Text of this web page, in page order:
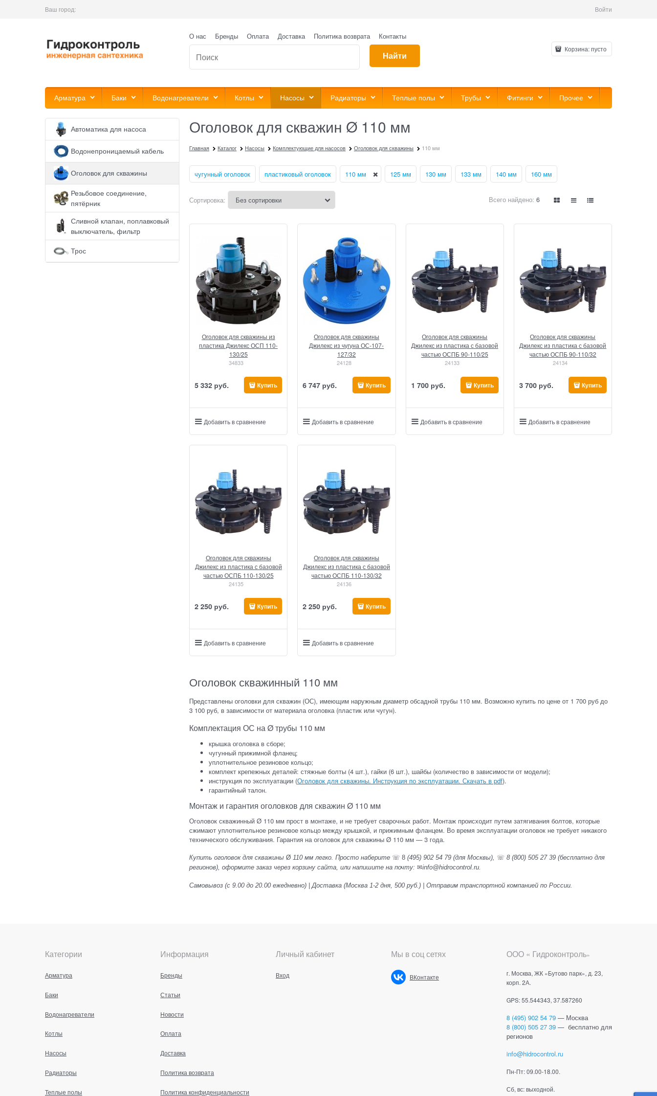
Ваш город: Войти
О нас Бренды Оплата Доставка Политика возврата Контакты
Найти
Корзина:пусто
Арматура Баки Водонагреватели Котлы Насосы Радиаторы Теплые полы Трубы Фитинги Прочее
Автоматика для насоса
Водонепроницаемый кабель
Оголовок для скважины
Резьбовое соединение,
пятёрник
Сливной клапан, поплавковый
выключатель, фильтр
Трос
Оголовок для скважин Ø 110 мм
Главная Каталог Насосы Комплектующие для насосов Оголовок для скважины 110 мм
чугунный оголовок пластиковый оголовок 110 мм 125 мм 130 мм 133 мм 140 мм 160 мм
Сортировка: Всего найдено: 6
Оголовок для скважины из
пластика Джилекс ОСП 110-
130/25
34833
5 332 руб. Купить
Добавить в сравнение
Оголовок для скважины
Джилекс из чугуна ОС-107-
127/32
24128
6 747 руб. Купить
Добавить в сравнение
Оголовок для скважины
Джилекс из пластика с базовой
частью ОСПБ 90-110/25
24133
1 700 руб. Купить
Добавить в сравнение
Оголовок для скважины
Джилекс из пластика с базовой
частью ОСПБ 90-110/32
24134
3 700 руб. Купить
Добавить в сравнение
Оголовок для скважины
Джилекс из пластика с базовой
частью ОСПБ 110-130/25
24135
2 250 руб. Купить
Добавить в сравнение
Оголовок для скважины
Джилекс из пластика с базовой
частью ОСПБ 110-130/32
24136
2 250 руб. Купить
Добавить в сравнение
Оголовок скважинный 110 мм
Представлены оголовки для скважин (ОС), имеющим наружным диаметр обсадной трубы 110 мм. Возможно купить по цене от 1 700 руб до
3 100 руб, в зависимости от материала оголовка (пластик или чугун).
Комплектация ОС на Ø трубы 110 мм
крышка оголовка в сборе;
чугунный прижимной фланец;
уплотнительное резиновое кольцо;
комплект крепежных деталей: стяжные болты (4 шт.), гайки (6 шт.), шайбы (количество в зависимости от модели);
инструкция по эксплуатации (Оголовок для скважины. Инструкция по эксплуатации. Скачать в pdf).
гарантийный талон.
Монтаж и гарантия оголовков для скважин Ø 110 мм
Оголовок скважинный Ø 110 мм прост в монтаже, и не требует сварочных работ. Монтаж происходит путем затягивания болтов, которые
сжимают уплотнительное резиновое кольцо между крышкой, и прижимным фланцем. Во время эксплуатации оголовок не требует никакого
технического обслуживания. Гарантия на оголовок для скважины Ø 110 мм — 3 года.
Купить оголовок для скважины Ø 110 мм легко. Просто наберите ☏ 8 (495) 902 54 79 (для Москвы), ☏ 8 (800) 505 27 39 (бесплатно для
регионов), оформите заказ через корзину сайта, или напишите на почту: ✉info@hidrocontrol.ru.
Самовывоз (с 9.00 до 20.00 ежедневно) | Доставка (Москва 1-2 дня, 500 руб.) | Отправим транспортной компанией по России.
Категории
Арматура
Баки
Водонагреватели
Котлы
Насосы
Радиаторы
Теплые полы
Информация
Бренды
Статьи
Новости
Оплата
Доставка
Политика возврата
Политика конфиденциальности
Личный кабинет
Вход
Мы в соц сетях
ВКонтакте
ООО « Гидроконтроль»
г. Москва, ЖК «Бутово парк», д. 23,
корп. 2А.
GPS: 55.544343, 37.587260
8 (495) 902 54 79 — Москва
8 (800) 505 27 39 — бесплатно для
регионов
info@hidrocontrol.ru
Пн-Пт: 09.00-18.00.
Сб, вс: выходной.